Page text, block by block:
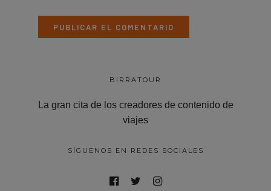
BIRRATOUR
La gran cita de los creadores de contenido de
viajes
SÍGUENOS EN REDES SOCIALES